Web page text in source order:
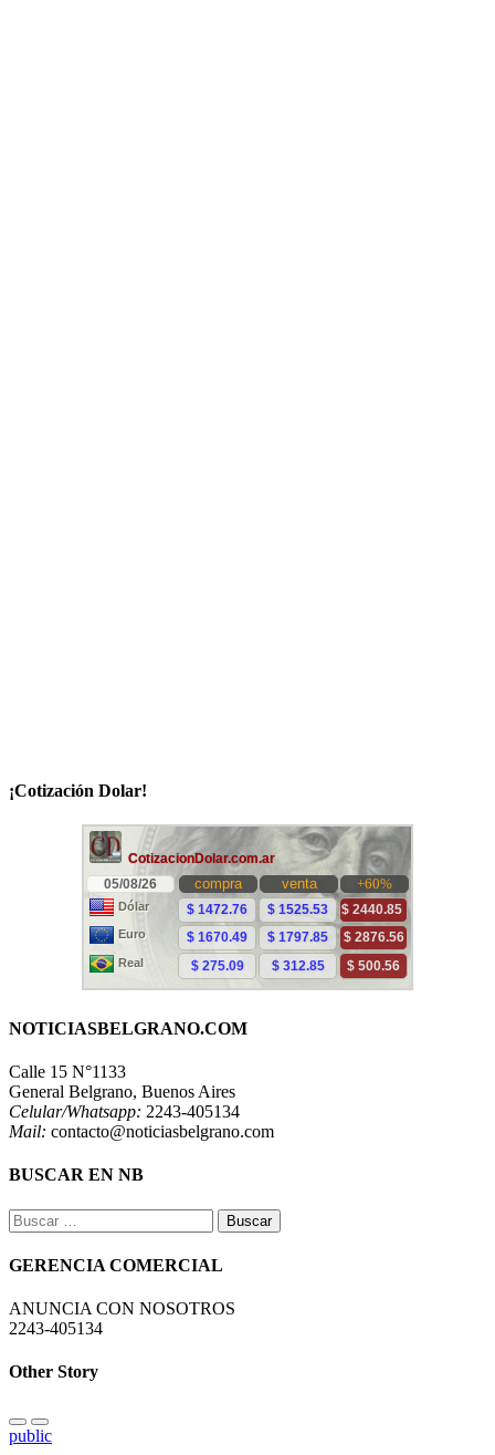
¡Cotización Dolar!
NOTICIASBELGRANO.COM
Calle 15 N°1133
General Belgrano, Buenos Aires
Celular/Whatsapp: 2243-405134
Mail: contacto@noticiasbelgrano.com
BUSCAR EN NB
Buscar:
GERENCIA COMERCIAL
ANUNCIA CON NOSOTROS
2243-405134
Other Story
public